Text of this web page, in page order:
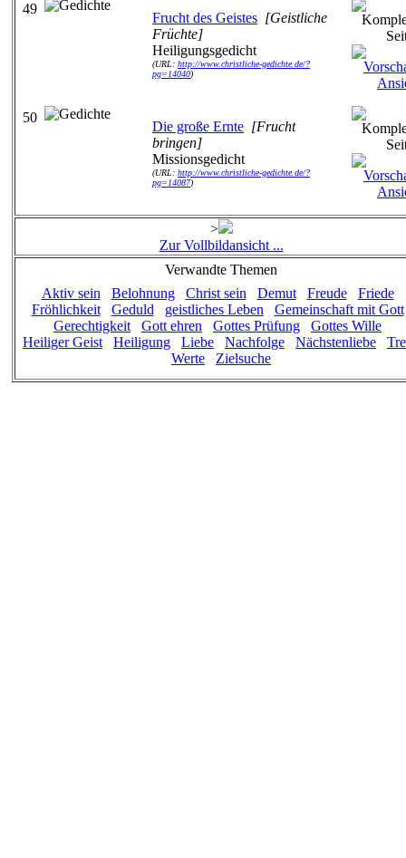
49
Frucht des Geistes [Geistliche
Früchte]
Heiligungsgedicht
(URL: http://www.christliche-gedichte.de/?
pg=14040)
50
Die große Ernte [Frucht
bringen]
Missionsgedicht
(URL: http://www.christliche-gedichte.de/?
pg=14087)
>
Zur Vollbildansicht ...
Verwandte Themen
Aktiv sein
Belohnung Christ sein Demut Freude
Friede
Fröhlichkeit
Geduld geistliches Leben
Gemeinschaft mit Gott
Gerechtigkeit
Gott ehren Gottes Prüfung
Gottes Wille
Heiliger Geist
Heiligung Liebe Nachfolge Nächstenliebe
Werte
Zielsuche